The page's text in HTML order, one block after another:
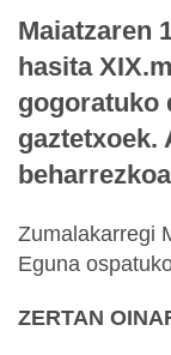
Maiatzaren
hasita
gogoratuko
gaztetxoek.
Zumalakarregi
Eguna
ZERTAN